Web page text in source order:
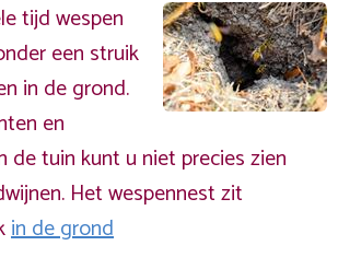
tijd wespen
een struik
in de grond.
en
de tuin kunt u niet precies zien
Het wespennest zit
in de grond